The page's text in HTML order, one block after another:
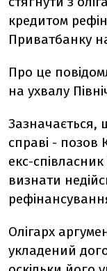
кредитом
Приватбанку
Про це
на ухвалу
Зазначається,
справі - позов
екс-
визнати
Олігарх
укладений